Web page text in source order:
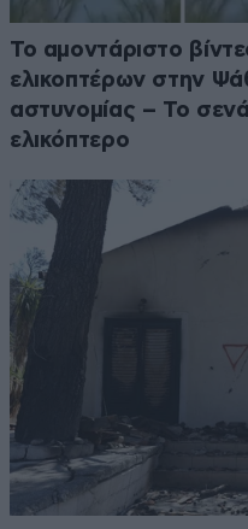
Το αμοντάριστο
ελικοπτέρων στην
αστυνομίας – Το
ελικόπτερο